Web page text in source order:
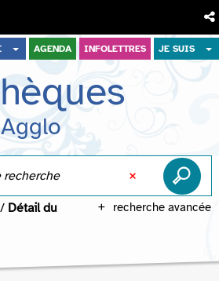
AGENDA INFOLETTRES JE SUIS
recherche avancée
/ Détail du